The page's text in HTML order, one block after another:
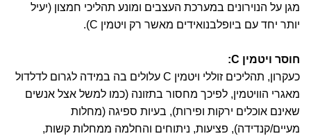
מגן על הנוירונים במערכת העצבים ומונע תהליכי חמצון (יעיל
יותר יחד עם ביופלבנואידים מאשר רק ויטמין C).
חוסר ויטמין C:
כעקרון, תהליכים זוללי ויטמין C עלולים בה במידה לגרום לדלדול
מאגרי הוויטמין, לפיכך מחסור בתזונה (כמו למשל אצל אנשים
שאינם אוכלים ירקות ופירות), בעיות ספיגה (מחלות
מעיים/קנדידה), פציעות, ניתוחים והחלמה ממחלות קשות,